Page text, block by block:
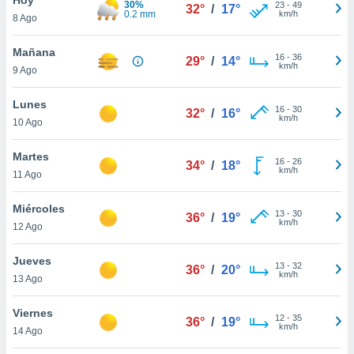
en
más
nuestra
de
cookies
aceptar
8 Ago
30%
0.2 mm
32° / 17° 23- 49
km/h
Mañana
9 Ago
29° / 14° 16- 36
km/h
Lunes
10 Ago
32° / 16° 16- 30
km/h
Martes
11 Ago
34° / 18° 16- 26
km/h
Miércoles
12 Ago
36° / 19° 13- 30
km/h
Jueves
13 Ago
36° / 20° 13- 32
km/h
Viernes
14 Ago
36° / 19° 12- 35
km/h